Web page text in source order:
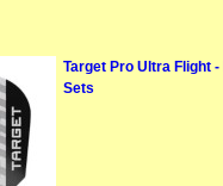
Target Pro Ultra Flight
Sets